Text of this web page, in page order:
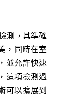
測，其準確
，同時在室
並允許快速
這項檢測過
可以擴展到